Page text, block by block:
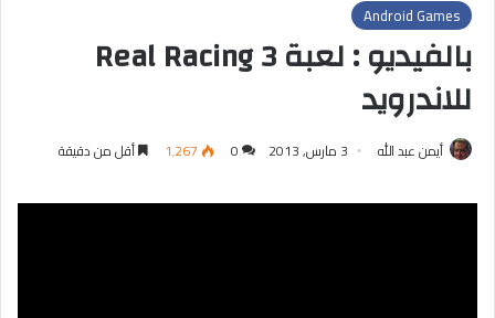
Android Games
بالفيديو : لعبة Real Racing 3
للاندرويد
أيمن عبد الله 3 مارس, 2013 0 1٬267 أقل من دقيقة